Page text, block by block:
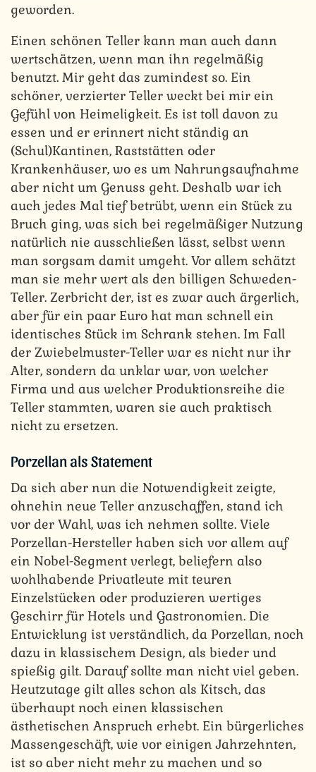
geworden.
Einen schönen Teller kann man auch dann
wertschätzen, wenn man ihn regelmäßig
benutzt. Mir geht das zumindest so. Ein
schöner, verzierter Teller weckt bei mir ein
Gefühl von Heimeligkeit. Es ist toll davon zu
essen und er erinnert nicht ständig an
(Schul)Kantinen, Raststätten oder
Krankenhäuser, wo es um Nahrungsaufnahme
aber nicht um Genuss geht. Deshalb war ich
auch jedes Mal tief betrübt, wenn ein Stück zu
Bruch ging, was sich bei regelmäßiger Nutzung
natürlich nie ausschließen lässt, selbst wenn
man sorgsam damit umgeht. Vor allem schätzt
man sie mehr wert als den billigen Schweden-
Teller. Zerbricht der, ist es zwar auch ärgerlich,
aber für ein paar Euro hat man schnell ein
identisches Stück im Schrank stehen. Im Fall
der Zwiebelmuster-Teller war es nicht nur ihr
Alter, sondern da unklar war, von welcher
Firma und aus welcher Produktionsreihe die
Teller stammten, waren sie auch praktisch
nicht zu ersetzen.
Porzellan als Statement
Da sich aber nun die Notwendigkeit zeigte,
ohnehin neue Teller anzuschaffen, stand ich
vor der Wahl, was ich nehmen sollte. Viele
Porzellan-Hersteller haben sich vor allem auf
ein Nobel-Segment verlegt, beliefern also
wohlhabende Privatleute mit teuren
Einzelstücken oder produzieren wertiges
Geschirr für Hotels und Gastronomien. Die
Entwicklung ist verständlich, da Porzellan, noch
dazu in klassischem Design, als bieder und
spießig gilt. Darauf sollte man nicht viel geben.
Heutzutage gilt alles schon als Kitsch, das
überhaupt noch einen klassischen
ästhetischen Anspruch erhebt. Ein bürgerliches
Massengeschäft, wie vor einigen Jahrzehnten,
ist so aber nicht mehr zu machen und so